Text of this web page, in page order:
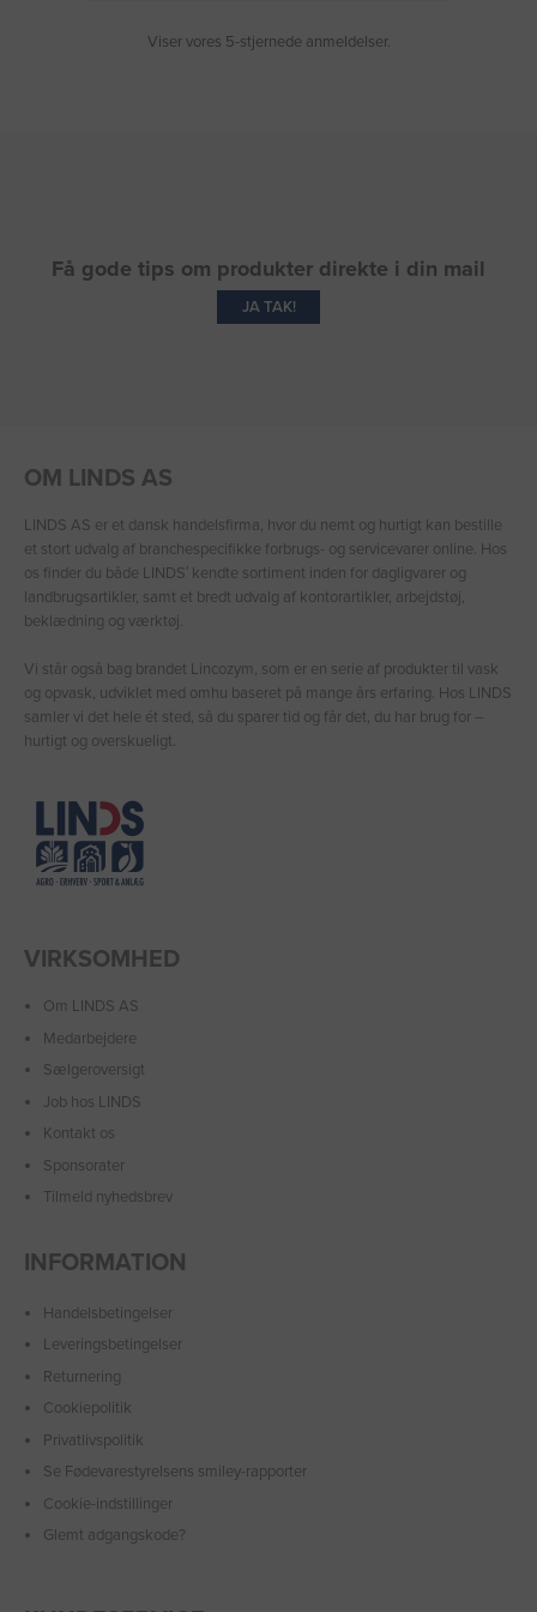
Viser vores 5-stjernede anmeldelser.
Få gode tips om produkter direkte i din mail
JA TAK!
OM LINDS AS
LINDS AS er et dansk handelsfirma, hvor du nemt og hurtigt kan bestille
et stort udvalg af branchespecifikke forbrugs- og servicevarer online. Hos
os finder du både LINDS′ kendte sortiment inden for dagligvarer og
landbrugsartikler, samt et bredt udvalg af kontorartikler, arbejdstøj,
beklædning og værktøj.
Vi står også bag brandet Lincozym, som er en serie af produkter til vask
og opvask, udviklet med omhu baseret på mange års erfaring. Hos LINDS
samler vi det hele ét sted, så du sparer tid og får det, du har brug for –
hurtigt og overskueligt.
VIRKSOMHED
Om LINDS AS
Medarbejdere
Sælgeroversigt
Job hos LINDS
Kontakt os
Sponsorater
Tilmeld nyhedsbrev
INFORMATION
Handelsbetingelser
Leveringsbetingelser
Returnering
Cookiepolitik
Privatlivspolitik
Se Fødevarestyrelsens smiley-rapporter
Cookie-indstillinger
Glemt adgangskode?